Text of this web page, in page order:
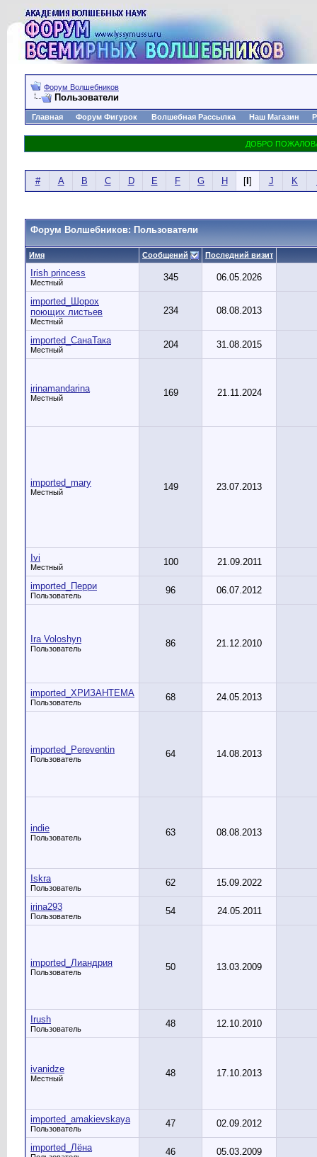
Форум Волшебников
Пользователи
Главная Форум Фигурок Волшебная Рассылка Наш Магазин
# A B C D E F G H [ ] J K
Форум Волшебников: Пользователи
Имя Сообщений Последний визит
Irish princess
Местный 345 06.05.2026
imported_Шорох
поющих листьев
Местный
234 08.08.2013
imported_СанаТака
Местный 204 31.08.2015
irinamandarina
Местный 169 21.11.2024
imported_mary
Местный 149 23.07.2013
Ivi
Местный 100 21.09.2011
imported_Перри
Пользователь 96 06.07.2012
Ira Voloshyn
Пользователь 86 21.12.2010
imported_ХРИЗАНТЕМА
Пользователь 68 24.05.2013
imported_Pereventin
Пользователь 64 14.08.2013
indie
Пользователь 63 08.08.2013
Iskra
Пользователь 62 15.09.2022
irina293
Пользователь 54 24.05.2011
imported_Лиандрия
Пользователь 50 13.03.2009
Irush
Пользователь 48 12.10.2010
ivanidze
Местный 48 17.10.2013
imported_amakievskaya
Пользователь 47 02.09.2012
imported_Лёна 46 05.03.2009